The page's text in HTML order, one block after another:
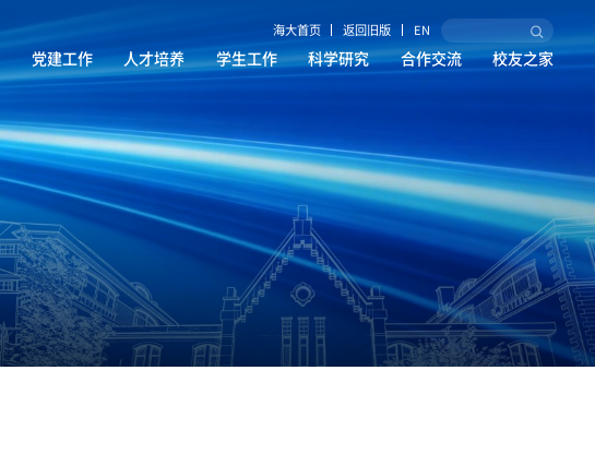
海大首页 返回旧版 EN
党建工作 人才培养 学生工作 科学研究 合作交流 校友之家